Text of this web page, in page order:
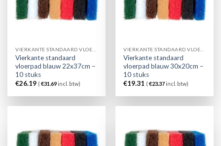
Vierkante standaard
vloerpad blauw 22x37cm –
10 stuks
€26.19 (€31.69incl. btw)
Vierkante standaard
vloerpad blauw 30x20cm –
10 stuks
€19.31 (€23.37incl. btw)